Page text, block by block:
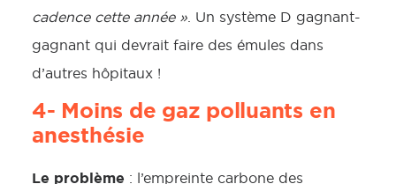
cadence cette année » . Un système D gagnant-
gagnant qui devrait faire des émules dans
d’autres hôpitaux !
4- Moins de gaz polluants en
anesthésie
Le problème : l’empreinte carbone des